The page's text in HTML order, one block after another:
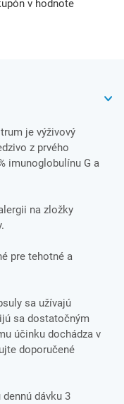
v hodnote
je výživový
z prvého
imunoglobulínu G a
na zložky
pre tehotné a
sa užívajú
sa dostatočným
účinku dochádza v
doporučené
dávku 3